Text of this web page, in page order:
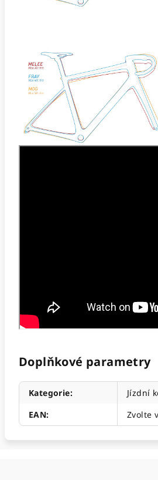
Doplňkové parametry
Kategorie:
Jízdní
EAN: Zvolte